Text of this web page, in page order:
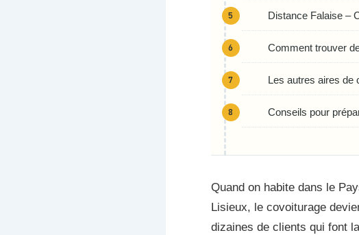
Distance Falaise –
Comment trouver
Les autres aires de
Conseils pour
Quand on habite dans le
Lisieux, le covoiturage
dizaines de clients qui font